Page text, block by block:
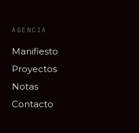
AGENCIA
Manifiesto
Proyectos
Notas
Contacto